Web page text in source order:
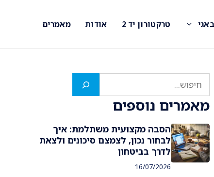
טרקטורון יד 2 אודות מאמרים
חיפוש
מאמרים נוספים
הסבה מקצועית משתלמת: איך
לבחור נכון, לצמצם סיכונים ולצאת
לדרך בביטחון
16/07/2026